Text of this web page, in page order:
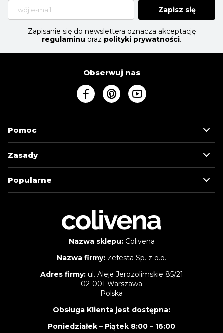
Zapisz się
Zapisanie się do newslettera oznacza akceptację
regulaminu oraz polityki prywatności.
Obserwuj nas
Pomoc
Zasady
Popularne
Nazwa sklepu:Colivena
Nazwa firmy: Zefesta Sp. z o.o.
Adres firmy:ul. Aleje Jerozolimskie 85/21
02-001 Warszawa
Polska
Obsługa Klienta jest dostępna:
Poniedziałek – Piątek 8:00 – 16:00